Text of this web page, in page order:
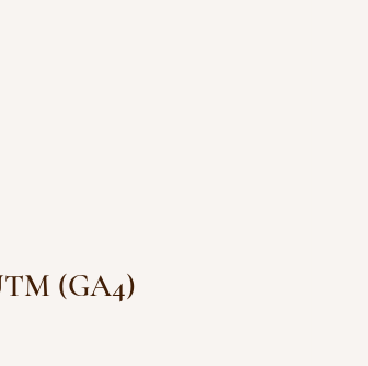
(GA4)